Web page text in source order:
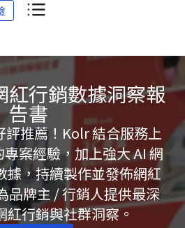
紅行銷數據洞察報
告書
評推薦！Kolr 結合服務上
案經驗，加上強大 AI 網
據，持續製作並發佈網紅
品牌主 / 行銷人提供最深
紅行銷與社群洞察。